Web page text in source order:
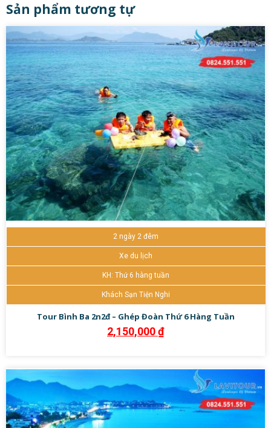
Sản phẩm tương tự
2 ngày 2 đêm
Xe du lịch
KH: Thứ 6 hàng tuần
Khách Sạn Tiện Nghi
Tour Bình Ba 2n2đ – Ghép Đoàn Thứ 6 Hàng Tuần
2,150,000₫